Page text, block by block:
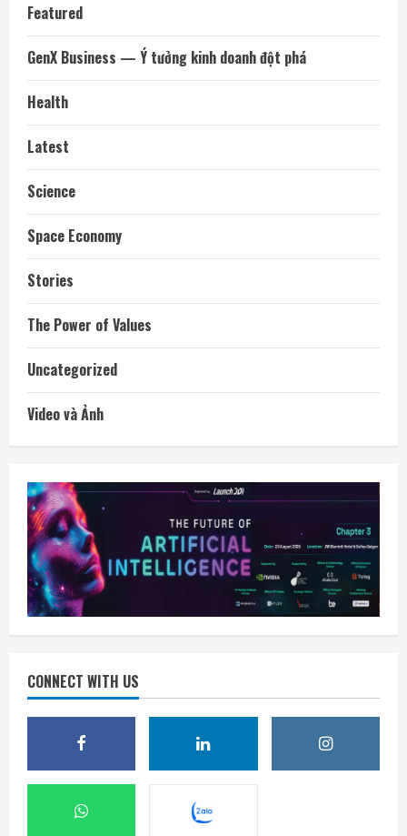
Featured
GenX Business — Ý tưởng kinh doanh đột phá
Health
Latest
Science
Space Economy
Stories
The Power of Values
Uncategorized
Video và Ảnh
CONNECT WITH US